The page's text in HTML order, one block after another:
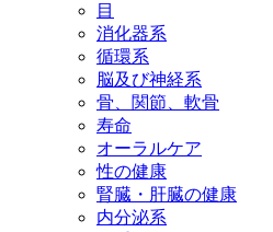
目
消化器系
循環系
脳及び神経系
骨、関節、軟骨
寿命
オーラルケア
性の健康
腎臓・肝臓の健康
内分泌系